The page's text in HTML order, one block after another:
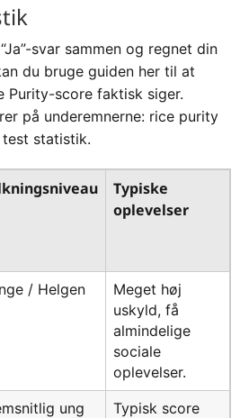
svar sammen og regnet din
du bruge guiden her til at
Purity-score faktisk siger.
på underemnerne: rice purity
statistik.
Typiske
oplevelser
/ Helgen
Meget høj
uskyld, få
almindelige
sociale
oplevelser.
ung
Typisk score